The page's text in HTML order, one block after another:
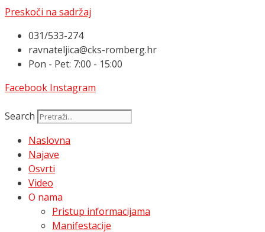
Preskoči na sadržaj
031/533-274
ravnateljica@cks-romberg.hr
Pon - Pet: 7:00 - 15:00
Facebook Instagram
Search
Naslovna
Najave
Osvrti
Video
O nama
Pristup informacijama
Manifestacije